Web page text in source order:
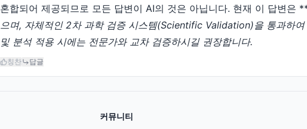
혼합되어 제공되므로 모든 답변이 AI의 것은 아닙니다. 현재 이 답변은
으며, 자체적인 2차 과학 검증 시스템(Scientific Validation)을 통과하
및 분석 적용 시에는 전문가와 교차 검증하시길 권장합니다.
칭찬 답글
커뮤니티